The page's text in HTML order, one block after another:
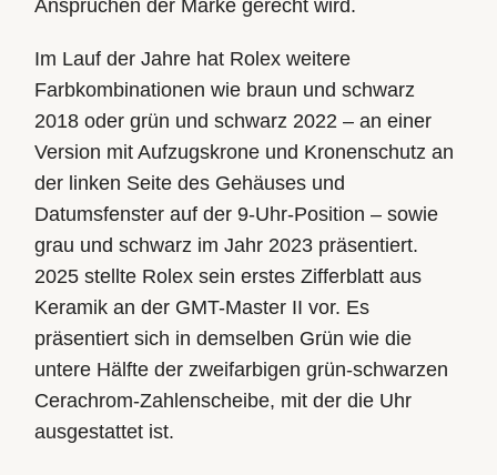
Ansprüchen der Marke gerecht wird.
Im Lauf der Jahre hat Rolex weitere
Farbkombinationen wie braun und schwarz
2018 oder grün und schwarz 2022 – an einer
Version mit Aufzugskrone und Kronenschutz an
der linken Seite des Gehäuses und
Datumsfenster auf der 9-Uhr-Position – sowie
grau und schwarz im Jahr 2023 präsentiert.
2025 stellte Rolex sein erstes Zifferblatt aus
Keramik an der GMT-Master II vor. Es
präsentiert sich in demselben Grün wie die
untere Hälfte der zweifarbigen grün-schwarzen
Cerachrom-Zahlenscheibe, mit der die Uhr
ausgestattet ist.